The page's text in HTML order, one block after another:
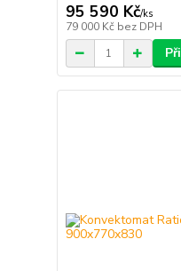
95 590 Kč/ks
79 000 Kč bez DPH